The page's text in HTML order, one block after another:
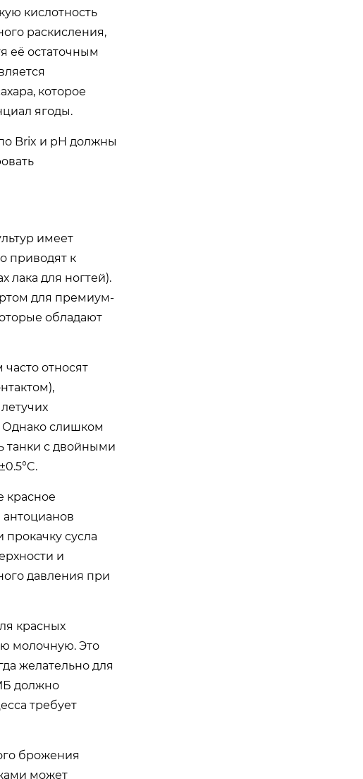
кислотность
раскисления,
её остаточным
которое
ягоды.
Brix и pH должны
имеет
приводят к
лака для ногтей).
для премиум-
обладают
относят
Однако слишком
танки с двойными
красное
антоцианов
сусла
и
давления при
красных
молочную. Это
желательно для
должно
требует
брожения
может